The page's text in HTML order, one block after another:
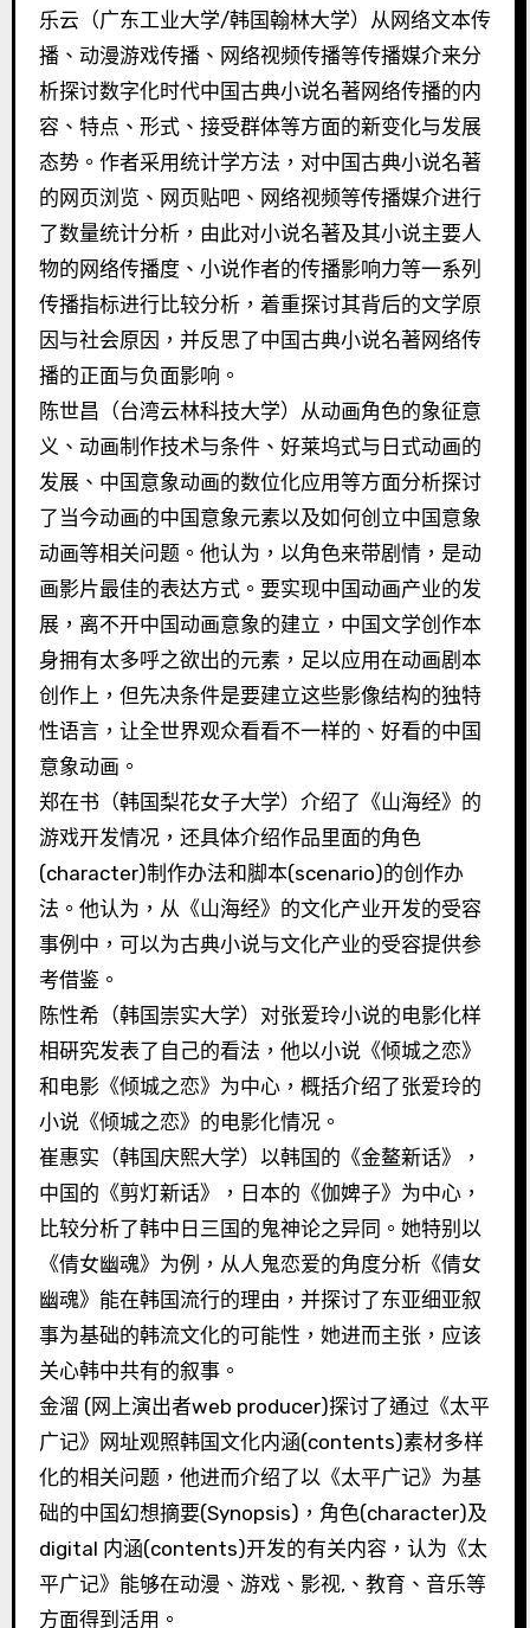
乐云（广东工业大学/韩国翰林大学）从网络文本传
播、动漫游戏传播、网络视频传播等传播媒介来分
析探讨数字化时代中国古典小说名著网络传播的内
容、特点、形式、接受群体等方面的新变化与发展
态势。作者采用统计学方法，对中国古典小说名著
的网页浏览、网页贴吧、网络视频等传播媒介进行
了数量统计分析，由此对小说名著及其小说主要人
物的网络传播度、小说作者的传播影响力等一系列
传播指标进行比较分析，着重探讨其背后的文学原
因与社会原因，并反思了中国古典小说名著网络传
播的正面与负面影响。
陈世昌（台湾云林科技大学）从动画角色的象征意
义、动画制作技术与条件、好莱坞式与日式动画的
发展、中国意象动画的数位化应用等方面分析探讨
了当今动画的中国意象元素以及如何创立中国意象
动画等相关问题。他认为，以角色来带剧情，是动
画影片最佳的表达方式。要实现中国动画产业的发
展，离不开中国动画意象的建立，中国文学创作本
身拥有太多呼之欲出的元素，足以应用在动画剧本
创作上，但先决条件是要建立这些影像结构的独特
性语言，让全世界观众看看不一样的、好看的中国
意象动画。
郑在书（韩国梨花女子大学）介绍了《山海经》的
游戏开发情况，还具体介绍作品里面的角色
(character)制作办法和脚本(scenario)的创作办
法。他认为，从《山海经》的文化产业开发的受容
事例中，可以为古典小说与文化产业的受容提供参
考借鉴。
陈性希（韩国崇实大学）对张爱玲小说的电影化样
相硏究发表了自己的看法，他以小说《倾城之恋》
和电影《倾城之恋》为中心，概括介绍了张爱玲的
小说《倾城之恋》的电影化情况。
崔惠实（韩国庆熙大学）以韩国的《金鳌新话》，
中国的《剪灯新话》，日本的《伽婢子》为中心，
比较分析了韩中日三国的鬼神论之异同。她特别以
《倩女幽魂》为例，从人鬼恋爱的角度分析《倩女
幽魂》能在韩国流行的理由，并探讨了东亚细亚叙
事为基础的韩流文化的可能性，她进而主张，应该
关心韩中共有的叙事。
金溜 (网上演出者web producer)探讨了通过《太平
广记》网址观照韩国文化内涵(contents)素材多样
化的相关问题，他进而介绍了以《太平广记》为基
础的中国幻想摘要(Synopsis)，角色(character)及
digital 内涵(contents)开发的有关内容，认为《太
平广记》能够在动漫、游戏、影视,、教育、音乐等
方面得到活用。